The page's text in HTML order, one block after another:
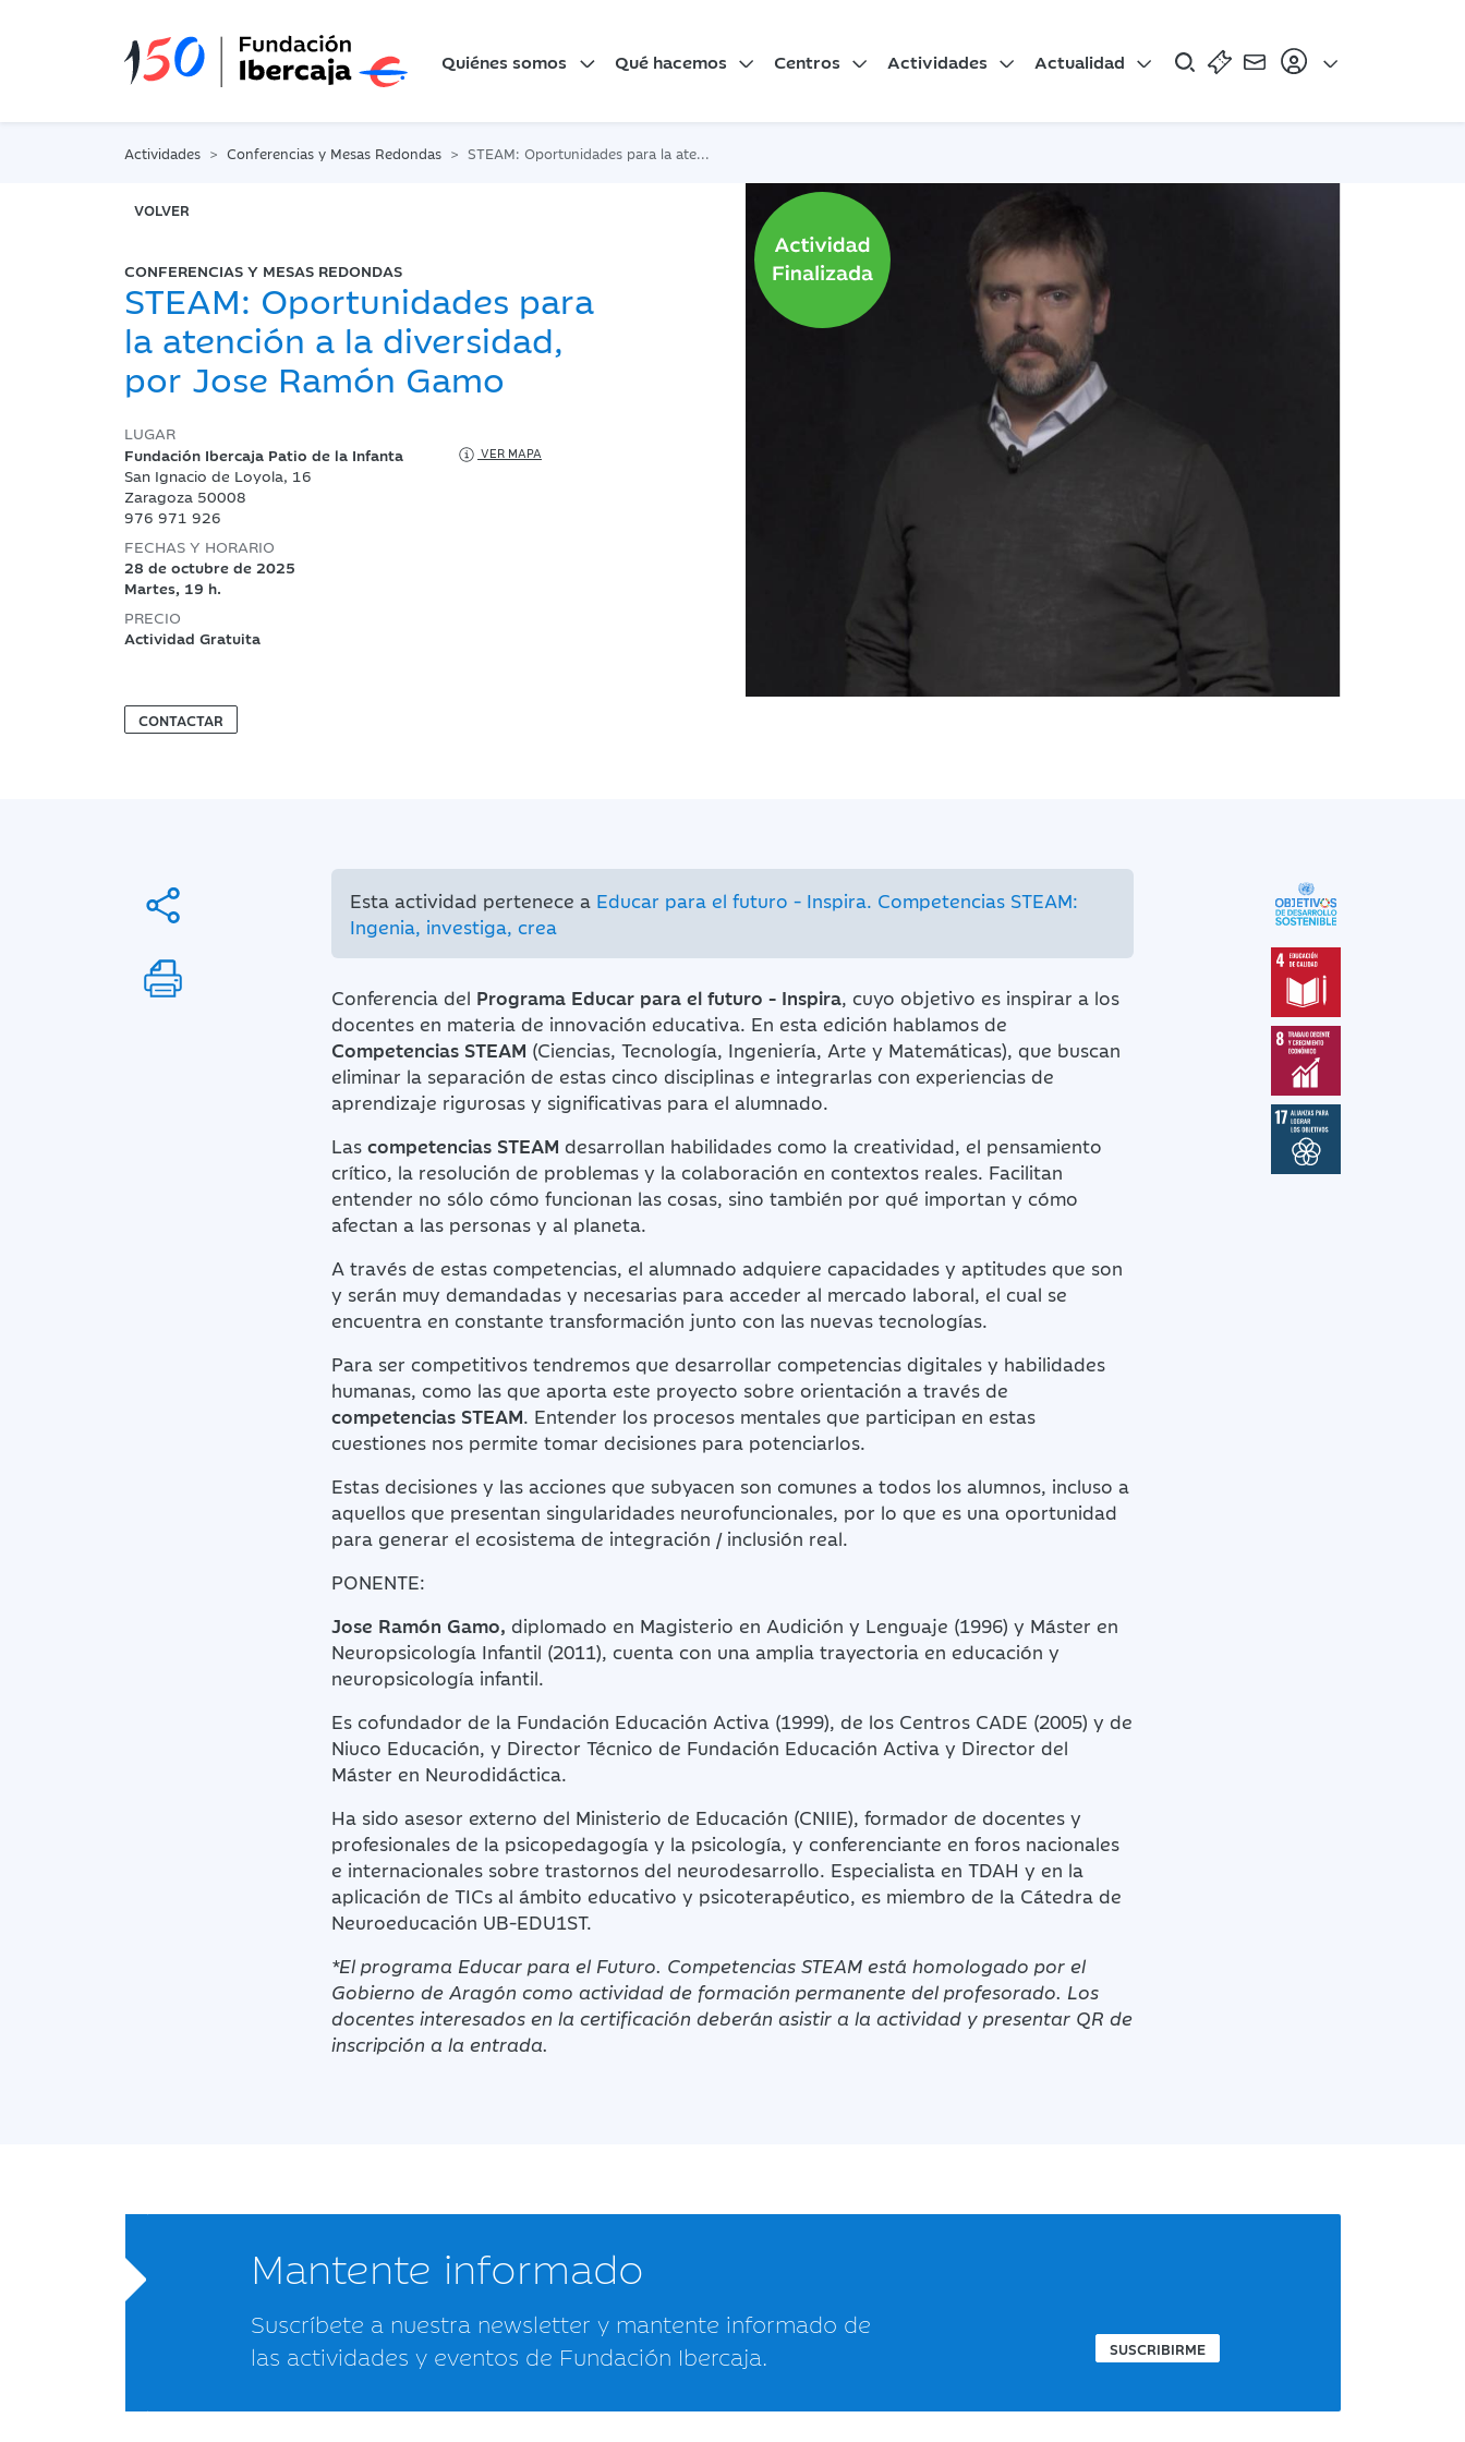
Quiénes somos Qué hacemos Centros Actividades Actualidad
Actividades Conferencias y Mesas Redondas STEAM: Oportunidades para la atención a la diversidad, por Jose Ramón Gamo
VOLVER
CONFERENCIAS Y MESAS REDONDAS
STEAM: Oportunidades para
la atención a la diversidad,
por Jose Ramón Gamo
LUGAR
Fundación Ibercaja Patio de la Infanta
VER MAPA
San Ignacio de Loyola, 16
Zaragoza 50008
976 971 926
FECHAS Y HORARIO
28 de octubre de 2025
Martes, 19 h.
PRECIO
Actividad Gratuita
CONTACTAR
Esta actividad pertenece a Educar para el futuro - Inspira. Competencias STEAM:
Ingenia, investiga, crea
Conferencia del Programa Educar para el futuro - Inspira, cuyo objetivo es inspirar a los
docentes en materia de innovación educativa. En esta edición hablamos de
Competencias STEAM (Ciencias, Tecnología, Ingeniería, Arte y Matemáticas), que buscan
eliminar la separación de estas cinco disciplinas e integrarlas con experiencias de
aprendizaje rigurosas y significativas para el alumnado.
Las competencias STEAM desarrollan habilidades como la creatividad, el pensamiento
crítico, la resolución de problemas y la colaboración en contextos reales. Facilitan
entender no sólo cómo funcionan las cosas, sino también por qué importan y cómo
afectan a las personas y al planeta.
A través de estas competencias, el alumnado adquiere capacidades y aptitudes que son
y serán muy demandadas y necesarias para acceder al mercado laboral, el cual se
encuentra en constante transformación junto con las nuevas tecnologías.
Para ser competitivos tendremos que desarrollar competencias digitales y habilidades
humanas, como las que aporta este proyecto sobre orientación a través de
competencias STEAM. Entender los procesos mentales que participan en estas
cuestiones nos permite tomar decisiones para potenciarlos.
Estas decisiones y las acciones que subyacen son comunes a todos los alumnos, incluso a
aquellos que presentan singularidades neurofuncionales, por lo que es una oportunidad
para generar el ecosistema de integración / inclusión real.
PONENTE:
Jose Ramón Gamo, diplomado en Magisterio en Audición y Lenguaje (1996) y Máster en
Neuropsicología Infantil (2011), cuenta con una amplia trayectoria en educación y
neuropsicología infantil.
Es cofundador de la Fundación Educación Activa (1999), de los Centros CADE (2005) y de
Niuco Educación, y Director Técnico de Fundación Educación Activa y Director del
Máster en Neurodidáctica.
Ha sido asesor externo del Ministerio de Educación (CNIIE), formador de docentes y
profesionales de la psicopedagogía y la psicología, y conferenciante en foros nacionales
e internacionales sobre trastornos del neurodesarrollo. Especialista en TDAH y en la
aplicación de TICs al ámbito educativo y psicoterapéutico, es miembro de la Cátedra de
Neuroeducación UB-EDU1ST.
*El programa Educar para el Futuro. Competencias STEAM está homologado por el
Gobierno de Aragón como actividad de formación permanente del profesorado. Los
docentes interesados en la certificación deberán asistir a la actividad y presentar QR de
inscripción a la entrada.
Mantente informado
Suscríbete a nuestra newsletter y mantente informado de
las actividades y eventos de Fundación Ibercaja.
SUSCRIBIRME